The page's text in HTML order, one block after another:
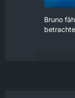
Bruno